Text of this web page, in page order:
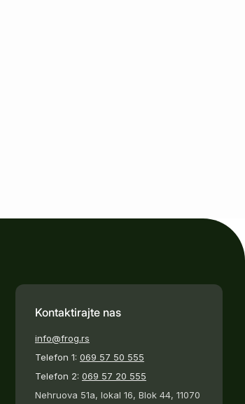
Kontaktirajte nas
info@frog.rs
Telefon 1: 069 57 50 555
Telefon 2: 069 57 20 555
Nehruova 51a, lokal 16, Blok 44, 11070